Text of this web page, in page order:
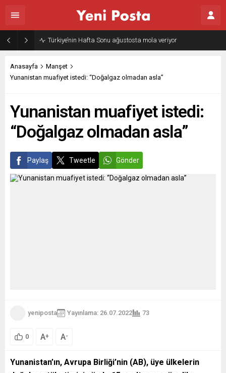
Türkiye’nin Hafta Sonu ağustosta mola veriyor
Anasayfa
Manşet
Yunanistan muafiyet istedi: “Doğalgaz olmadan asla”
Yunanistan muafiyet istedi:
“Doğalgaz olmadan asla”
Paylaş Tweetle Gönder
yeniposta Yayınlama: 26.07.2022 73
0 A+ A-
Yunanistan’ın, Avrupa Birliği’nin (AB), üye ülkelerin